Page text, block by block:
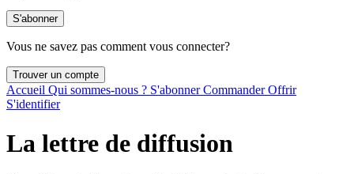
Vous ne savez pas comment vous connecter?
Accueil Qui sommes-nous ? S'abonnerCommanderOffrir
S'identifier
La lettre de diffusion